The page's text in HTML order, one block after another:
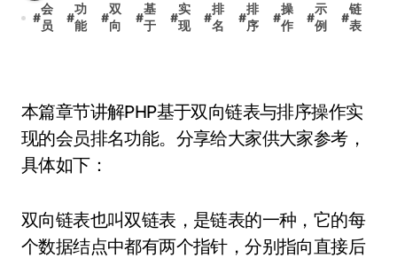
#
会
员
#
功
能
#
双
向
#
基
于
#
实
现
#
排
名
#
排
序
#
操
作
#
示
例
#
链
表
本篇章节讲解PHP基于双向链表与排序操作实
现的会员排名功能。分享给大家供大家参考，
具体如下：
双向链表也叫双链表，是链表的一种，它的每
个数据结点中都有两个指针，分别指向直接后